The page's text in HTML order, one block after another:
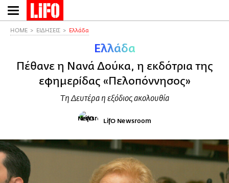
Παράκαμψη
προς
HOME ΕΙΔΗΣΕΙΣ Ελλάδα
Ελλάδα
Πέθανε η Νανά Δούκα, η εκδότρια της
εφημερίδας «Πελοπόννησος»
Τη Δευτέρα η εξόδιος ακολουθία
LifO Newsroom